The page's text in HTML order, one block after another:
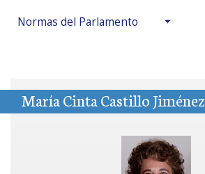
Normas del Parlamento
María Cinta Castillo Jiménez